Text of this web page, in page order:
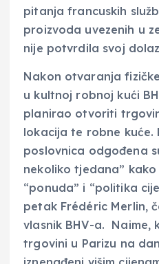
pitanja francuskih
proizvoda uvezenih u
nije potvrdila svoj
Nakon otvaranja
u kultnoj robnoj kući
planirao otvoriti
lokacija te robne
poslovnica odgođena
nekoliko tjedana”
“ponuda” i “politika
petak Frédéric Merlin,
vlasnik BHV-a. Naime,
trgovini u Parizu na